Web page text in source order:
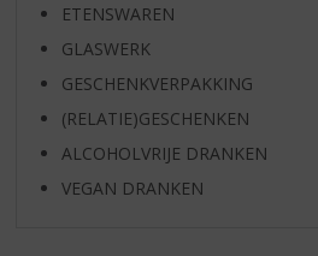
ETENSWAREN
GLASWERK
GESCHENKVERPAKKING
(RELATIE)GESCHENKEN
ALCOHOLVRIJE DRANKEN
VEGAN DRANKEN